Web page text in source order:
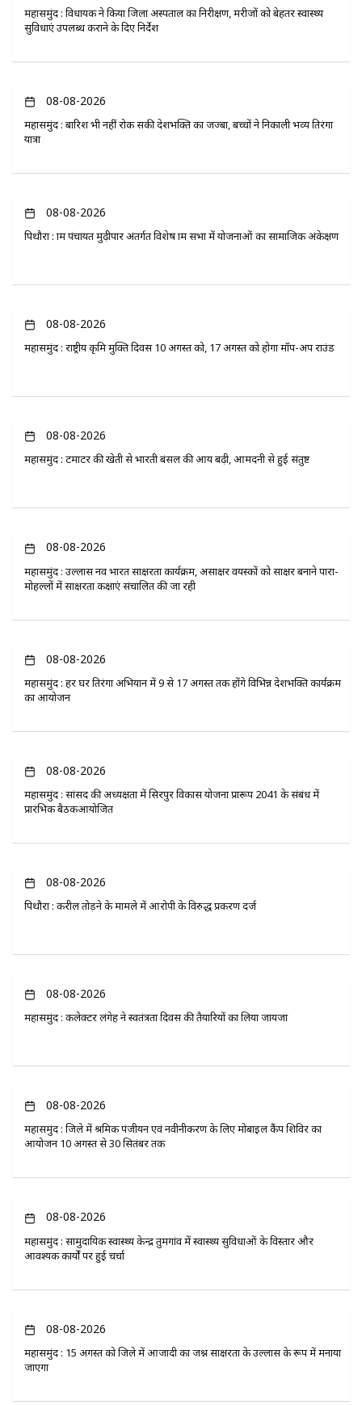
महासमुंद : विधायक ने किया जिला अस्पताल का निरीक्षण, मरीजों को बेहतर स्वास्थ्य
सुविधाएं उपलब्ध कराने के दिए निर्देश
08-08-2026
महासमुंद : बारिश भी नहीं रोक सकी देशभक्ति का जज्बा, बच्चों ने निकाली भव्य तिरंगा
यात्रा
08-08-2026
पिथौरा : ग्राम पंचायत मुढ़ीपार अंतर्गत विशेष ग्राम सभा में योजनाओं का सामाजिक अंकेक्षण
08-08-2026
महासमुंद : राष्ट्रीय कृमि मुक्ति दिवस 10 अगस्त को, 17 अगस्त को होगा मॉप-अप राउंड
08-08-2026
महासमुंद : टमाटर की खेती से भारती बंसल की आय बढ़ी, आमदनी से हुई संतुष्ट
08-08-2026
महासमुंद : उल्लास नव भारत साक्षरता कार्यक्रम, असाक्षर वयस्कों को साक्षर बनाने पारा-
मोहल्लों में साक्षरता कक्षाएं संचालित की जा रही
08-08-2026
महासमुंद : हर घर तिरंगा अभियान में 9 से 17 अगस्त तक होंगे विभिन्न देशभक्ति कार्यक्रम
का आयोजन
08-08-2026
महासमुंद : सांसद की अध्यक्षता में सिरपुर विकास योजना प्रारूप 2041 के संबंध में
प्रारंभिक बैठकआयोजित
08-08-2026
पिथौरा : करील तोड़ने के मामले में आरोपी के विरुद्ध प्रकरण दर्ज
08-08-2026
महासमुंद : कलेक्टर लंगेह ने स्वतंत्रता दिवस की तैयारियों का लिया जायजा
08-08-2026
महासमुंद : जिले में श्रमिक पंजीयन एवं नवीनीकरण के लिए मोबाइल कैंप शिविर का
आयोजन 10 अगस्त से 30 सितंबर तक
08-08-2026
महासमुंद : सामुदायिक स्वास्थ्य केन्द्र तुमगांव में स्वास्थ्य सुविधाओं के विस्तार और
आवश्यक कार्यों पर हुई चर्चा
08-08-2026
महासमुंद : 15 अगस्त को जिले में आजादी का जश्न साक्षरता के उल्लास के रूप में मनाया
जाएगा